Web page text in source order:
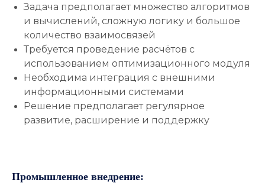
Задача предполагает множество алгоритмов
и вычислений, сложную логику и большое
количество взаимосвязей
Требуется проведение расчётов с
использованием оптимизационного модуля
Необходима интеграция с внешними
информационными системами
Решение предполагает регулярное
развитие, расширение и поддержку
Промышленное внедрение: